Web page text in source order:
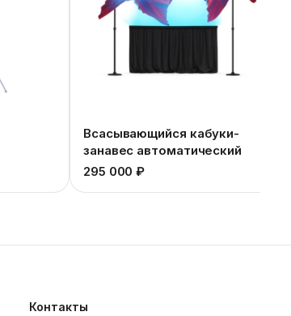
Всасывающийся кабуки-
занавес автоматический
295 000 ₽
Контакты